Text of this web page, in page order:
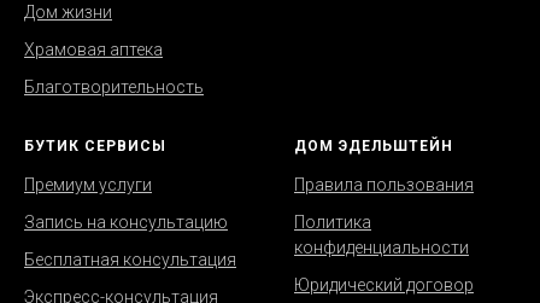
Дом жизни
Храмовая аптека
Благотворительность
БУТИК СЕРВИСЫ
Премиум услуги
Запись на консультацию
Бесплатная консультация
Экспресс-консультация
ДОМ ЭДЕЛЬШТЕЙН
Правила пользования
Политика
конфиденциальности
Юридический договор